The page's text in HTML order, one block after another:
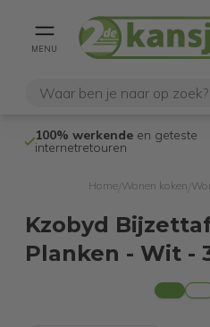
MENU
100% werkende en geteste
internetretouren
Home Wonen koken
Kzobyd
Planken - Wit -